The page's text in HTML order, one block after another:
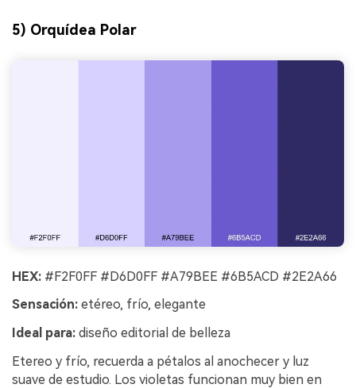
5) Orquídea Polar
HEX: #F2F0FF #D6D0FF #A79BEE #6B5ACD #2E2A66
Sensación: etéreo, frío, elegante
Ideal para: diseño editorial de belleza
Etereo y frío, recuerda a pétalos al anochecer y luz
suave de estudio. Los violetas funcionan muy bien en